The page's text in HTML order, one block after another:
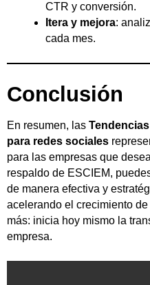
CTR y conversión.
Itera y mejora:
cada mes.
Conclusión
En resumen, las
para redes sociales
para las empresas que
respaldo de ESCIEM,
de manera efectiva y
acelerando el crecimiento
más: inicia hoy mismo la
empresa.